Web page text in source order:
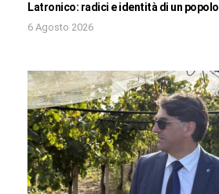
Latronico: radici e identità di un popolo
6 Agosto 2026